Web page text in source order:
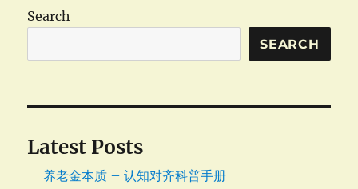
件
应
执
流
Search
SEARCH
Latest Posts
养老金本质 – 认知对齐科普手册